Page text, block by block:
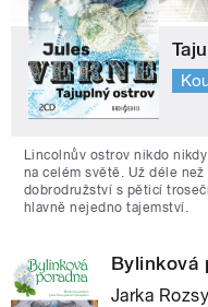
Lincolnův ostrov nikdo
na celém světě. Už déle
dobrodružství s pěticí
hlavně nejedno tajemství.
Bylinková
Jarka